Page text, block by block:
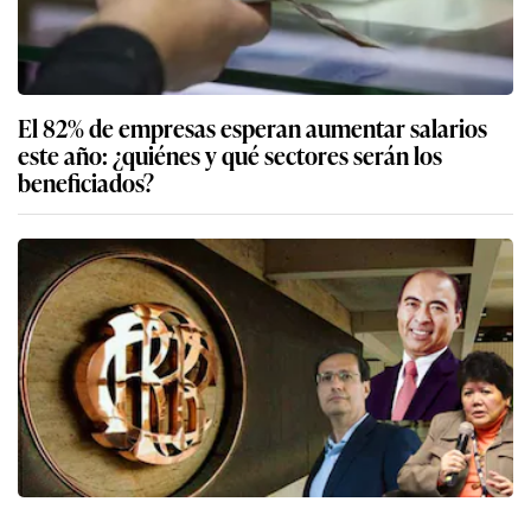
El 82% de empresas esperan aumentar salarios
este año: ¿quiénes y qué sectores serán los
beneficiados?